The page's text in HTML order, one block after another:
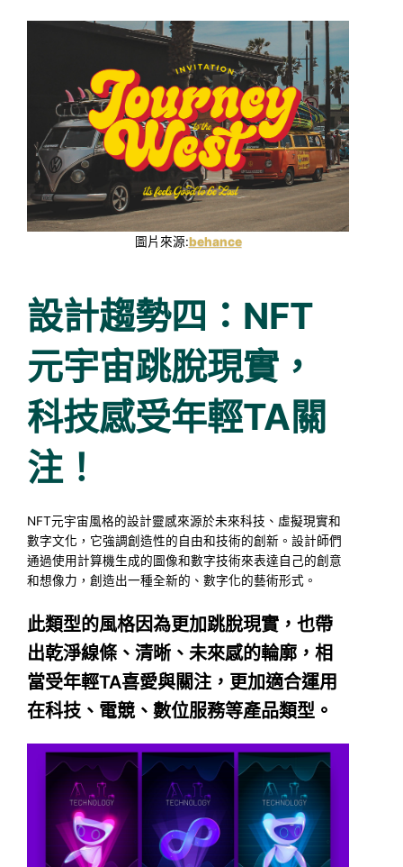
圖片來源:behance
設計趨勢四：NFT
元宇宙跳脫現實，
科技感受年輕TA關
注！
NFT元宇宙風格的設計靈感來源於未來科技、虛擬現實和
數字文化，它強調創造性的自由和技術的創新。設計師們
通過使用計算機生成的圖像和數字技術來表達自己的創意
和想像力，創造出一種全新的、數字化的藝術形式。
此類型的風格因為更加跳脫現實，也帶
出乾淨線條、清晰、未來感的輪廓，相
當受年輕TA喜愛與關注，更加適合運用
在科技、電競、數位服務等產品類型。